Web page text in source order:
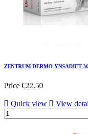
ZENTRUM DERMO YNSADIET
Price €22.50
 Quick view  View